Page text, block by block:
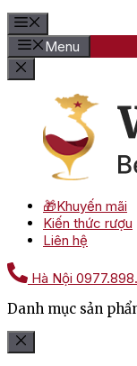
Menu
🎁Khuyến mãi
Kiến thức rượu
Liên hệ
Hà Nội
Danh mục sản